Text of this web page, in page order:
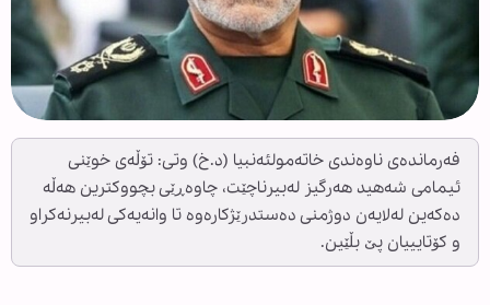
فەرماندەی ناوەندی خاتەمولئەنبیا (د.خ) وتی: تۆڵەی خوێنی
ئیمامی شەهید هەرگیز لەبیرناچێت، چاوەڕێی بچووکترین هەڵە
دەکەین لەلایەن دوژمنی دەستدرێژکارەوە تا وانەیەکی لەبیرنەکراو
و کۆتایییان پێ بڵێین.